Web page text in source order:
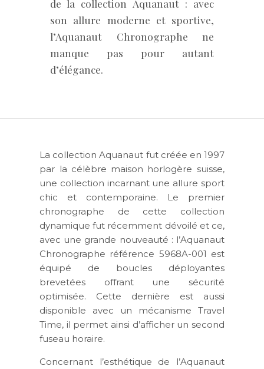
de la collection Aquanaut : avec
son allure moderne et sportive,
l’Aquanaut Chronographe ne
manque pas pour autant
d’élégance.
La collection Aquanaut fut créée en 1997
par la célèbre maison horlogère suisse,
une collection incarnant une allure sport
chic et contemporaine. Le premier
chronographe de cette collection
dynamique fut récemment dévoilé et ce,
avec une grande nouveauté : l’Aquanaut
Chronographe référence 5968A-001 est
équipé de boucles déployantes
brevetées offrant une sécurité
optimisée. Cette dernière est aussi
disponible avec un mécanisme Travel
Time, il permet ainsi d’afficher un second
fuseau horaire.
Concernant l’esthétique de l’Aquanaut